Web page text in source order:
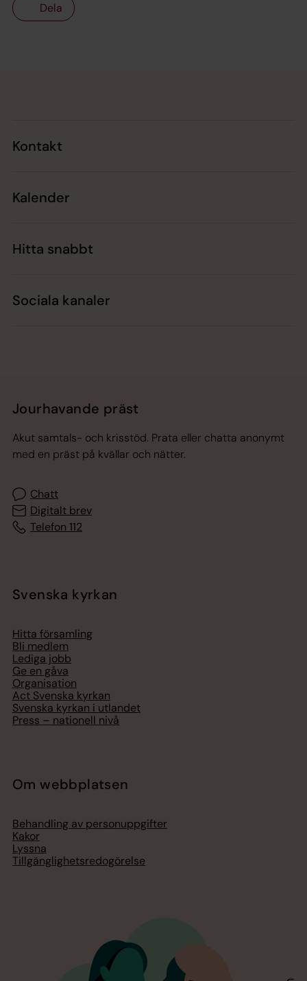
Dela
Kontakt
Kalender
Hitta snabbt
Sociala kanaler
Jourhavande präst
Akut samtals- och krisstöd. Prata eller chatta anonymt
med en präst på kvällar och nätter.
Chatt
Digitalt brev
Telefon 112
Svenska kyrkan
Hitta församling
Bli medlem
Lediga jobb
Ge en gåva
Organisation
Act Svenska kyrkan
Svenska kyrkan i utlandet
Press – nationell nivå
Om webbplatsen
Behandling av personuppgifter
Kakor
Lyssna
Tillgänglighetsredogörelse